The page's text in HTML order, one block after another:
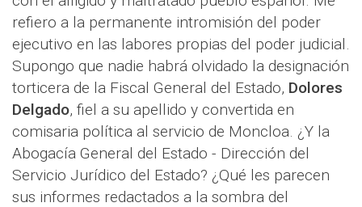
refiero a la permanente intromisión del poder
ejecutivo en las labores propias del poder judicial.
Supongo que nadie habrá olvidado la designación
torticera de la Fiscal General del Estado, Dolores
Delgado, fiel a su apellido y convertida en
comisaria política al servicio de Moncloa. ¿Y la
Abogacía General del Estado - Dirección del
Servicio Jurídico del Estado? ¿Qué les parecen
sus informes redactados a la sombra del